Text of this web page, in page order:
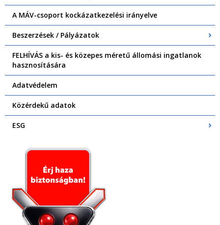
A MÁV-csoport kockázatkezelési irányelve
Beszerzések / Pályázatok
FELHÍVÁS a kis- és közepes méretű állomási ingatlanok
hasznosítására
Adatvédelem
Közérdekű adatok
ESG